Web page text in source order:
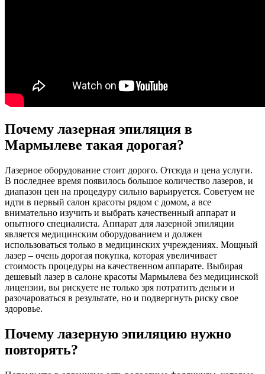
Почему лазерная эпиляция в
Мармылеве такая дорогая?
Лазерное оборудование стоит дорого. Отсюда и цена услуги.
В последнее время появилось большое количество лазеров, и
диапазон цен на процедуру сильно варьируется. Советуем не
идти в первый салон красоты рядом с домом, а все
внимательно изучить и выбрать качественный аппарат и
опытного специалиста. Аппарат для лазерной эпиляции
является медицинским оборудованием и должен
использоваться только в медицинских учреждениях. Мощный
лазер – очень дорогая покупка, которая увеличивает
стоимость процедуры на качественном аппарате. Выбирая
дешевый лазер в салоне красоты Мармылева без медицинской
лицензии, вы рискуете не только зря потратить деньги и
разочароваться в результате, но и подвергнуть риску свое
здоровье.
Почему лазерную эпиляцию нужно
повторять?